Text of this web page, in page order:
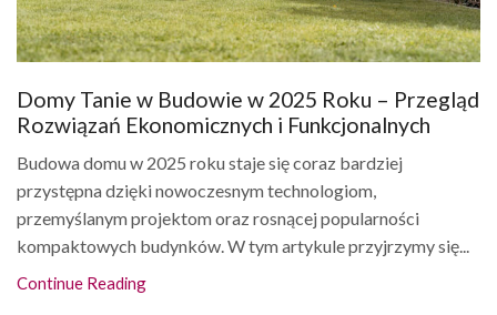
Domy Tanie w Budowie w 2025 Roku – Przegląd
Rozwiązań Ekonomicznych i Funkcjonalnych
Budowa domu w 2025 roku staje się coraz bardziej
przystępna dzięki nowoczesnym technologiom,
przemyślanym projektom oraz rosnącej popularności
kompaktowych budynków. W tym artykule przyjrzymy się...
Continue Reading